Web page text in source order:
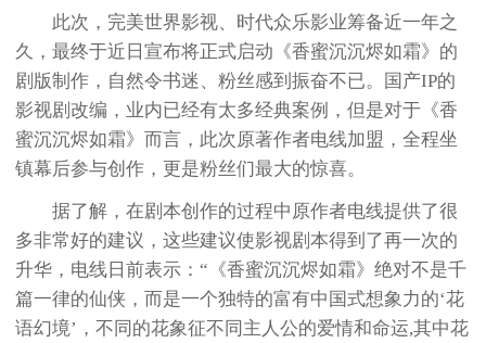
此次，完美世界影视、时代众乐影业筹备近一年之
久，最终于近日宣布将正式启动《香蜜沉沉烬如霜》的
剧版制作，自然令书迷、粉丝感到振奋不已。国产IP的
影视剧改编，业内已经有太多经典案例，但是对于《香
蜜沉沉烬如霜》而言，此次原著作者电线加盟，全程坐
镇幕后参与创作，更是粉丝们最大的惊喜。
据了解，在剧本创作的过程中原作者电线提供了很
多非常好的建议，这些建议使影视剧本得到了再一次的
升华，电线日前表示：“《香蜜沉沉烬如霜》绝对不是千
篇一律的仙侠，而是一个独特的富有中国式想象力的‘花
语幻境’，不同的花象征不同主人公的爱情和命运,其中花